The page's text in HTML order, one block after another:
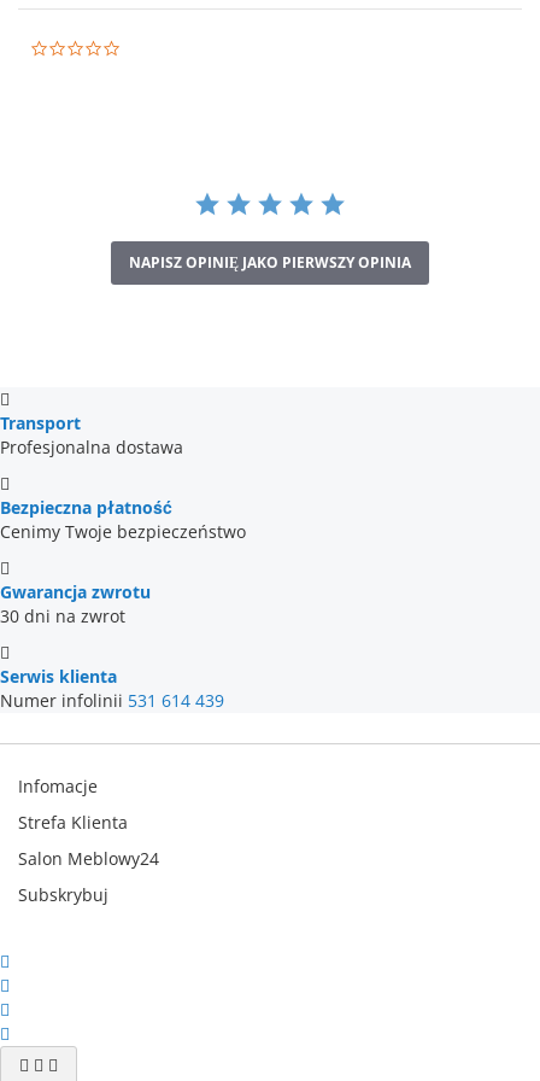
NAPISZ OPINIĘ JAKO PIERWSZY OPINIA
Transport
Profesjonalna dostawa
Bezpieczna płatność
Cenimy Twoje bezpieczeństwo
Gwarancja zwrotu
30 dni na zwrot
Serwis klienta
Numer infolinii 531 614 439
Infomacje
Strefa Klienta
Salon Meblowy24
Subskrybuj